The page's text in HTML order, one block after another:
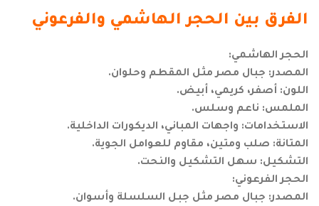
الفرق بين الحجر الهاشمي والفرعوني
الحجر الهاشمي:
المصدر: جبال مصر مثل المقطم وحلوان.
اللون: أصفر، كريمي، أبيض.
الملمس: ناعم وسلس.
الاستخدامات: واجهات المباني، الديكورات الداخلية.
المتانة: صلب ومتين، مقاوم للعوامل الجوية.
التشكيل: سهل التشكيل والنحت.
الحجر الفرعوني:
المصدر: جبال مصر مثل جبل السلسلة وأسوان.